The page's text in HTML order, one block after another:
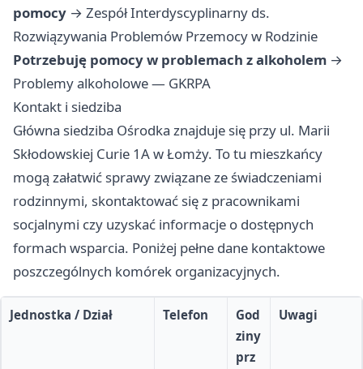
pomocy → Zespół Interdyscyplinarny ds.
Rozwiązywania Problemów Przemocy w Rodzinie
Potrzebuję pomocy w problemach z alkoholem →
Problemy alkoholowe — GKRPA
Kontakt i siedziba
Główna siedziba Ośrodka znajduje się przy ul. Marii
Skłodowskiej Curie 1A w Łomży. To tu mieszkańcy
mogą załatwić sprawy związane ze świadczeniami
rodzinnymi, skontaktować się z pracownikami
socjalnymi czy uzyskać informacje o dostępnych
formach wsparcia. Poniżej pełne dane kontaktowe
poszczególnych komórek organizacyjnych.
Jednostka / Dział Telefon
God
ziny
prz
Uwagi